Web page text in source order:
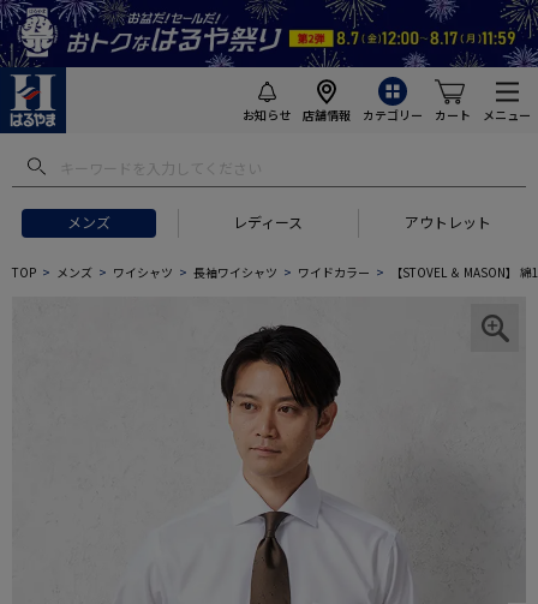
お知らせ 店舗情報 カテゴリー カート メニュー
メンズ レディース アウトレット
TOP メンズ ワイシャツ 長袖ワイシャツ ワイドカラー 【STOVEL ＆ MASON】